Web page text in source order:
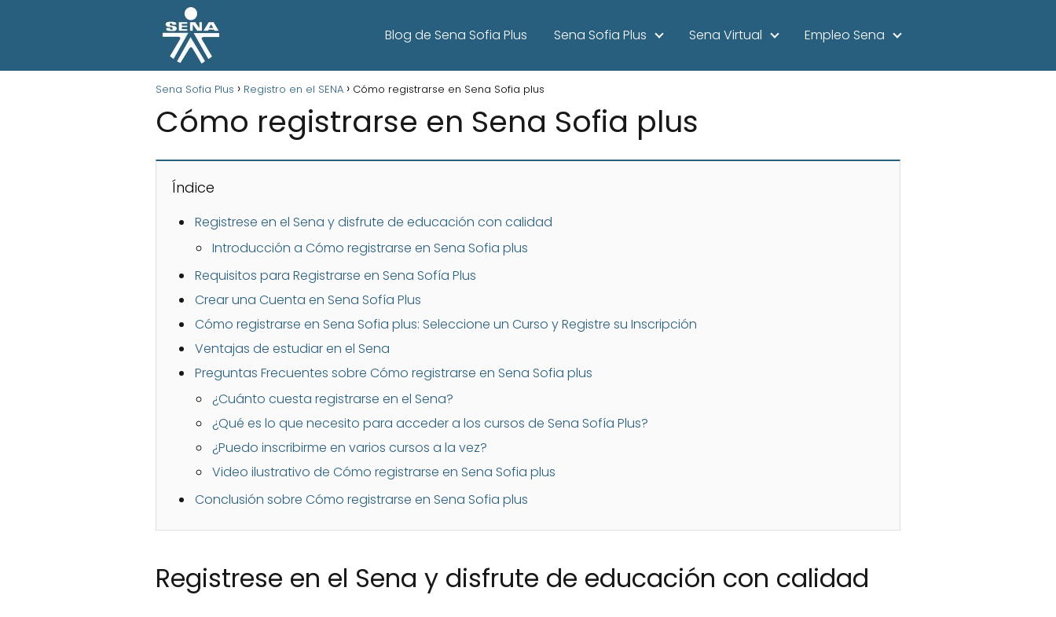
Blog de Sena Sofia Plus Sena Sofia Plus Sena Virtual Empleo Sena
Sena Sofia Plus Registro en el SENA Cómo registrarse en Sena Sofia plus
Cómo registrarse en Sena Sofia plus
Índice
Registrese en el Sena y disfrute de educación con calidad
Introducción a Cómo registrarse en Sena Sofia plus
Requisitos para Registrarse en Sena Sofía Plus
Crear una Cuenta en Sena Sofía Plus
Cómo registrarse en Sena Sofia plus: Seleccione un Curso y Registre su Inscripción
Ventajas de estudiar en el Sena
Preguntas Frecuentes sobre Cómo registrarse en Sena Sofia plus
¿Cuánto cuesta registrarse en el Sena?
¿Qué es lo que necesito para acceder a los cursos de Sena Sofía Plus?
¿Puedo inscribirme en varios cursos a la vez?
Video ilustrativo de Cómo registrarse en Sena Sofia plus
Conclusión sobre Cómo registrarse en Sena Sofia plus
Registrese en el Sena y disfrute de educación con calidad